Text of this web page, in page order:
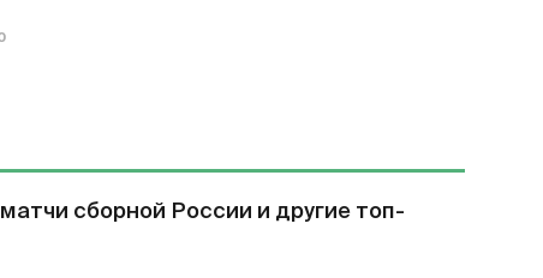
сборной России и другие топ-